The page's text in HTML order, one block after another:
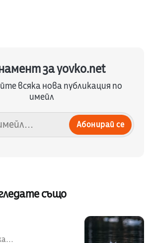
за yovko.net
всяка нова публикация по
имейл
Абонирай се
също